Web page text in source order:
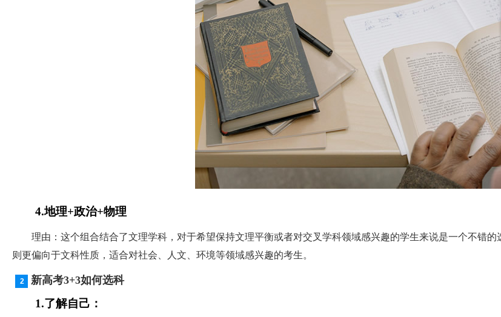
4.地理+政治+物理
理由：这个组合结合了文理学科，对于希望保持文理平衡或者对交叉学科领域感兴趣的学生来说是一个不错的
则更偏向于文科性质，适合对社会、人文、环境等领域感兴趣的考生。
新高考3+3如何选科
1.了解自己：